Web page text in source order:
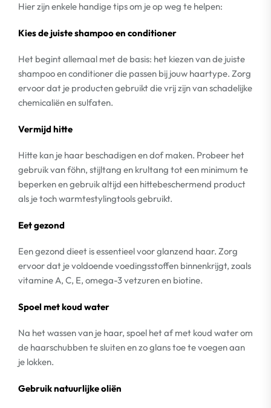
Hier zijn enkele handige tips om je op weg te helpen:
Kies de juiste shampoo en conditioner
Het begint allemaal met de basis: het kiezen van de juiste
shampoo en conditioner die passen bij jouw haartype. Zorg
ervoor dat je producten gebruikt die vrij zijn van schadelijke
chemicaliën en sulfaten.
Vermijd hitte
Hitte kan je haar beschadigen en dof maken. Probeer het
gebruik van föhn, stijltang en krultang tot een minimum te
beperken en gebruik altijd een hittebeschermend product
als je toch warmtestylingtools gebruikt.
Eet gezond
Een gezond dieet is essentieel voor glanzend haar. Zorg
ervoor dat je voldoende voedingsstoffen binnenkrijgt, zoals
vitamine A, C, E, omega-3 vetzuren en biotine.
Spoel met koud water
Na het wassen van je haar, spoel het af met koud water om
de haarschubben te sluiten en zo glans toe te voegen aan
je lokken.
Gebruik natuurlijke oliën